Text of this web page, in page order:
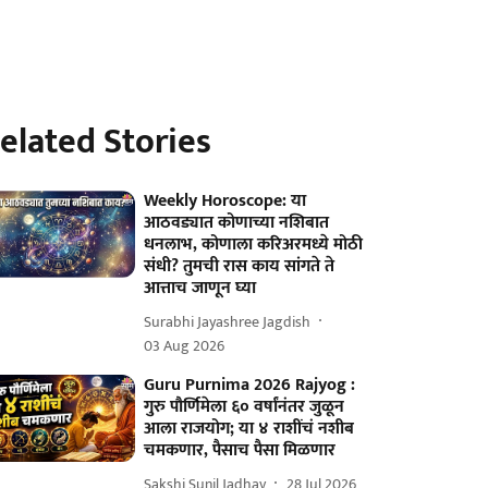
Stories
Weekly Horoscope: या
आठवड्यात कोणाच्या नशिबात
धनलाभ, कोणाला करिअरमध्ये मोठी
संधी? तुमची रास काय सांगते ते
आत्ताच जाणून घ्या
Surabhi Jayashree Jagdish
03 Aug 2026
Guru Purnima 2026 Rajyog :
गुरु पौर्णिमेला ६० वर्षांनंतर जुळून
आला राजयोग; या ४ राशींचं नशीब
चमकणार, पैसाच पैसा मिळणार